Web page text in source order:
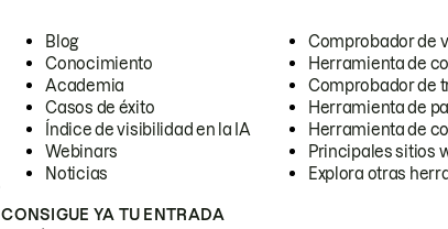
Blog
Conocimiento
Academia
Casos de éxito
Índice de visibilidad en la IA
Webinars
Noticias
Comprobador de
Herramienta de
Comprobador de
Herramienta de
Herramienta de
Principales sitios
Explora otras
CONSIGUE YA TU ENTRADA